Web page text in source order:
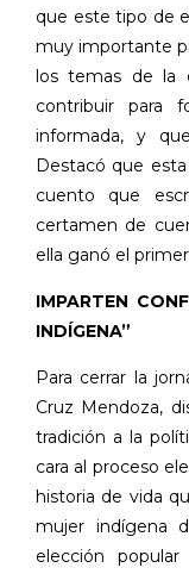
que este tipo de
muy importante
los temas de la
contribuir para
informada, y
Destacó que
cuento que
certamen de
ella ganó el
IMPARTEN
INDÍGENA”
Para cerrar la
Cruz Mendoza,
tradición a la
cara al proceso
historia de vida
mujer indígena
elección